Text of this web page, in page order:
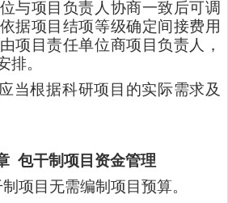
与项目负责人协商一致后可调
据项目结项等级确定间接费用
项目责任单位商项目负责人，
排。
当根据科研项目的实际需求及
包干制项目资金管理
项目无需编制项目预算。